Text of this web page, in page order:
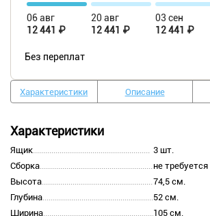
06 авг
12 441 ₽
20 авг
12 441 ₽
03 сен
12 441 ₽
Без переплат
Характеристики Описание
Характеристики
Ящик
3 шт.
Сборка
не требуется
Высота
74,5 см.
Глубина
52 см.
Ширина
105 см.